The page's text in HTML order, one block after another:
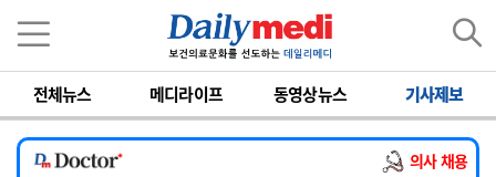
전체뉴스 메디라이프 동영상뉴스 기사제보
의사 채용
[서울아산병원] 2026년 하반기 인턴 모집
[영남대학교의료원] 마취통증의학과 임기제 임상의사 채용
[충남대학교병원] 소아청소년과(소아응급전담) 계약직 의사 공개채용